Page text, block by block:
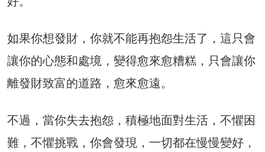
如果你想發財，你就不能再抱怨生活了，這只會
讓你的心態和處境，變得愈來愈糟糕，只會讓你
離發財致富的道路，愈來愈遠。
不過，當你失去抱怨，積極地面對生活，不懼困
難，不懼挑戰，你會發現，一切都在慢慢變好，